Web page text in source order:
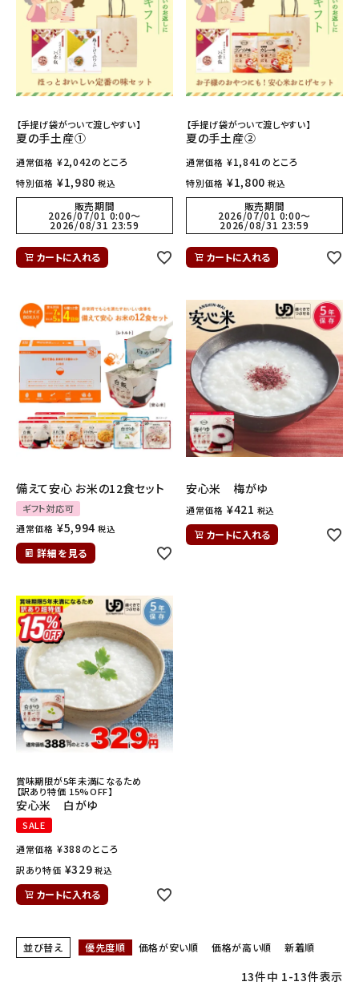
【手提げ袋がついて渡しやすい】
夏の手土産①
通常価格 ¥2,042のところ
特別価格 ¥1,980 税込
販売期間
2026/07/01 0:00〜
2026/08/31 23:59
カートに入れる
【手提げ袋がついて渡しやすい】
夏の手土産②
通常価格 ¥1,841のところ
特別価格 ¥1,800 税込
販売期間
2026/07/01 0:00〜
2026/08/31 23:59
カートに入れる
備えて安心 お米の12食セット
ギフト対応可
通常価格 ¥5,994 税込
詳細を見る
安心米 梅がゆ
通常価格 ¥421 税込
カートに入れる
賞味期限が5年未満になるため
【訳あり特価 15%OFF】
安心米 白がゆ
SALE
通常価格 ¥388のところ
訳あり特価 ¥329 税込
カートに入れる
並び替え 優先度順 価格が安い順 価格が高い順 新着順
13件中 1-13件表示